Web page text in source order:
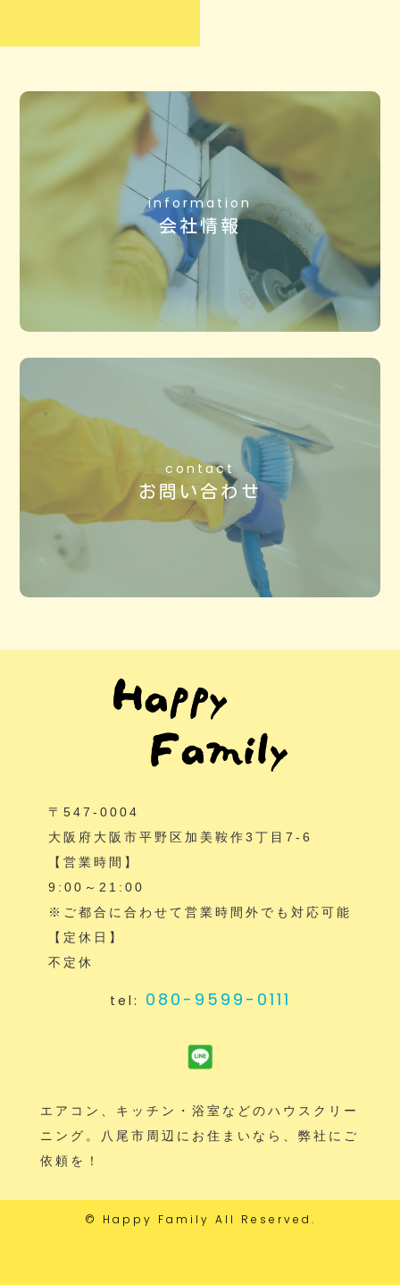
information
会社情報
contact
お問い合わせ
〒547-0004
大阪府大阪市平野区加美鞍作3丁目7-6
【営業時間】
9:00～21:00
※ご都合に合わせて営業時間外でも対応可能
【定休日】
不定休
tel: 080-9599-0111
エアコン、キッチン・浴室などのハウスクリー
ニング。八尾市周辺にお住まいなら、弊社にご
依頼を！
© Happy Family All Reserved.